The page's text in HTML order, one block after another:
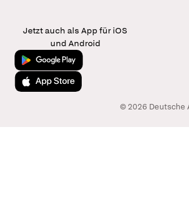
Jetzt auch als App für iOS
und Android
Jetzt bei Google Play
Laden im App Store
© 2026 Deutsche